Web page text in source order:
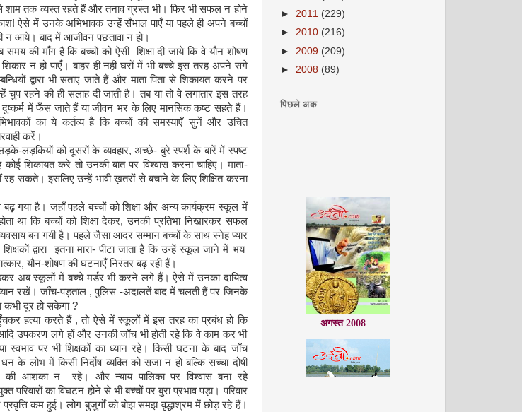
शाम तक व्यस्त रहते हैं और तनाव ग्रस्त भी। फिर भी सफल न होने
!ऐसे में उनके अभिभावक उन्हें सँभाल पाएँ या पहले ही अपने बच्चों
न आये। बाद में आजीवन पछतावा न हो।
समय की माँग है कि बच्चों को ऐसी शिक्षा दी जाये कि वे यौन शोषण
न हो पाएँ। बाहर ही नहीं घरों में भी बच्चे इस तरह अपने सगे
द्वारा भी सताए जाते हैं और माता पिता से शिकायत करने पर
चुप रहने की ही सलाह दी जाती है। तब या तो वे लगातार इस तरह
में फँस जाते हैं या जीवन भर के लिए मानसिक कष्ट सहते हैं।
का ये कर्तव्य है कि बच्चों की समस्याएँ सुनें और उचित
करें।
-लड़कियों को दूसरों के व्यवहार,अच्छे-बुरे स्पर्श के बारें में स्पष्ट
शिकायत करे तो उनकी बात पर विश्वास करना चाहिए। माता-
सकते। इसलिए उन्हें भावी ख़तरों से बचाने के लिए शिक्षित करना
बढ़ गया है। जहाँ पहले बच्चों को शिक्षा और अन्य कार्यक्रम स्कूल में
था कि बच्चों को शिक्षा देकर,उनकी प्रतिभा निखारकर सफल
बन गयी है। पहले जैसा आदर सम्मान बच्चों के साथ स्नेह प्यार
द्वारा इतना मारा-पीटा जाता है कि उन्हें स्कूल जाने में भय
,यौन-शोषण की घटनाएँ निरंतर बढ़ रही हैं।
अब स्कूलों में बच्चे मर्डर भी करने लगे हैं। ऐसे में उनका दायित्व
रखें। जाँच-पड़ताल ,पुलिस -अदालतें बाद में चलती हैं पर जिनके
दूर हो सकेगा?
हत्या करते हैं ,तो ऐसे में स्कूलों में इस तरह का प्रबंध हो कि
उपकरण लगे हों और उनकी जाँच भी होती रहे कि वे काम कर भी
स्वभाव पर भी शिक्षकों का ध्यान रहे। किसी घटना के बाद जाँच
के लोभ में किसी निर्दोष व्यक्ति को सजा न हो बल्कि सच्चा दोषी
आशंका न रहे। और न्याय पालिका पर विश्वास बना रहे
का विघटन होने से भी बच्चों पर बुरा प्रभाव पड़ा। परिवार
कम हुई। लोग बुजुर्गों को बोझ समझ वृद्धाश्रम में छोड़ रहे हैं।
► 2011 (229)
► 2010 (216)
► 2009 (209)
► 2008 (89)
पिछले अंक
अगस्त 2008